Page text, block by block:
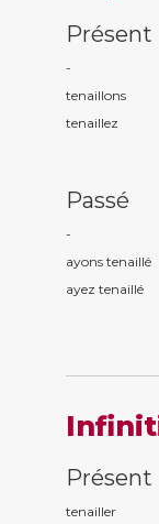
Présent
-
tenaillons
tenaillez
Passé
-
ayons tenaillé
ayez tenaillé
Présent
tenailler